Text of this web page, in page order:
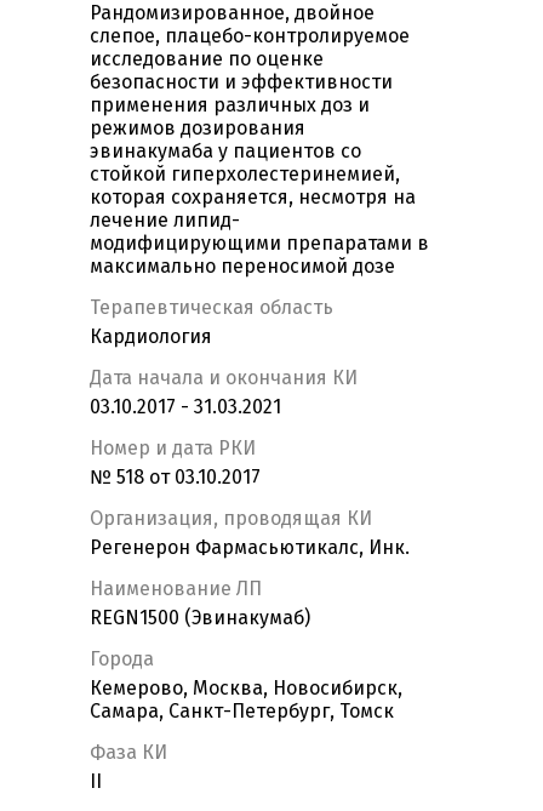
Рандомизированное, двойное
слепое, плацебо-контролируемое
исследование по оценке
безопасности и эффективности
применения различных доз и
режимов дозирования
эвинакумаба у пациентов со
стойкой гиперхолестеринемией,
которая сохраняется, несмотря на
лечение липид-
модифицирующими препаратами в
максимально переносимой дозе
Терапевтическая область
Кардиология
Дата начала и окончания КИ
03.10.2017 - 31.03.2021
Номер и дата РКИ
№ 518 от 03.10.2017
Организация, проводящая КИ
Регенерон Фармасьютикалс, Инк.
Наименование ЛП
REGN1500 (Эвинакумаб)
Города
Кемерово, Москва, Новосибирск,
Самара, Санкт-Петербург, Томск
Фаза КИ